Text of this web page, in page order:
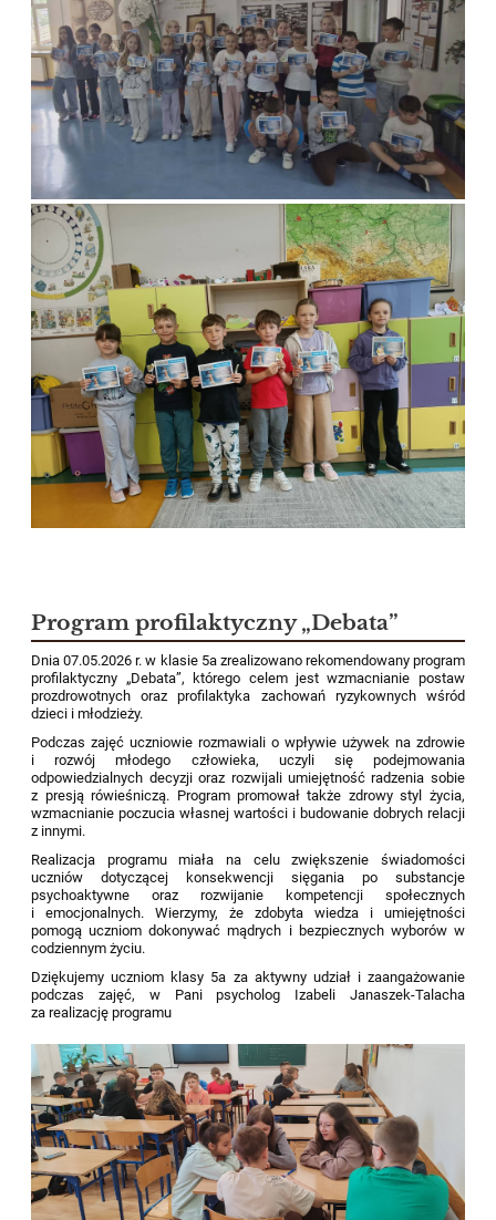
Program profilaktyczny „Debata”
Dnia 07.05.2026 r. w klasie 5a zrealizowano rekomendowany program
profilaktyczny „Debata”, którego celem jest wzmacnianie postaw
prozdrowotnych oraz profilaktyka zachowań ryzykownych wśród
dzieci i młodzieży.
Podczas zajęć uczniowie rozmawiali o wpływie używek na zdrowie
i rozwój młodego człowieka, uczyli się podejmowania
odpowiedzialnych decyzji oraz rozwijali umiejętność radzenia sobie
z presją rówieśniczą. Program promował także zdrowy styl życia,
wzmacnianie poczucia własnej wartości i budowanie dobrych relacji
z innymi.
Realizacja programu miała na celu zwiększenie świadomości
uczniów dotyczącej konsekwencji sięgania po substancje
psychoaktywne oraz rozwijanie kompetencji społecznych
i emocjonalnych. Wierzymy, że zdobyta wiedza i umiejętności
pomogą uczniom dokonywać mądrych i bezpiecznych wyborów w
codziennym życiu.
Dziękujemy uczniom klasy 5a za aktywny udział i zaangażowanie
podczas zajęć, w Pani psycholog Izabeli Janaszek-Talacha
za realizację programu